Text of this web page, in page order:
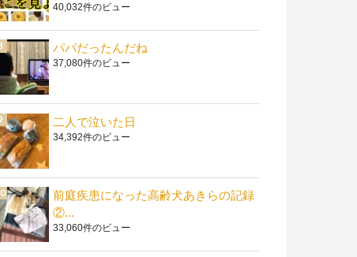
40,032件のビュー
パパだったんだね
37,080件のビュー
二人で泣いた日
34,392件のビュー
前庭疾患になった高齢犬あきらの記録
②...
33,060件のビュー